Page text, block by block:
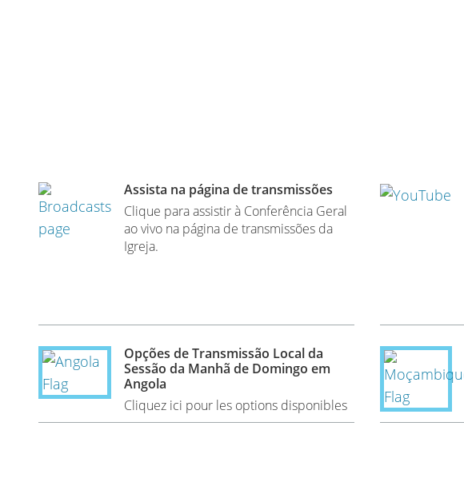
Assista na página de transmissões
Clique para assistir à Conferência Geral
ao vivo na página de transmissões da
Igreja.
Opções de Transmissão Local da
Sessão da Manhã de Domingo em
Angola
Cliquez ici pour les options disponibles